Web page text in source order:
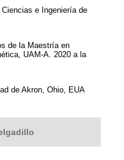
e Ingeniería de
de la Maestría en
UAM-A. 2020 a la
de Akron, Ohio, EUA